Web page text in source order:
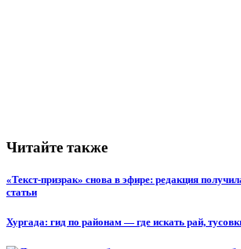
Читайте также
«Текст-призрак» снова в эфире: редакция
статьи
Хургада: гид по районам — где искать рай,